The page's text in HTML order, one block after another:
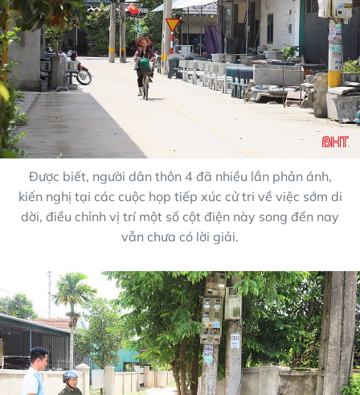
Được biết, người dân thôn 4 đã nhiều lần phản ánh,
kiến nghị tại các cuộc họp tiếp xúc cử tri về việc sớm di
dời, điều chỉnh vị trí một số cột điện này song đến nay
vẫn chưa có lời giải.